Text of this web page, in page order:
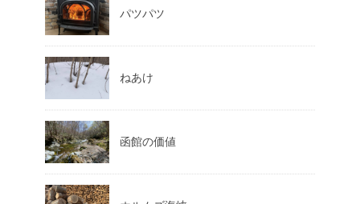
パツパツ
ねあけ
函館の価値